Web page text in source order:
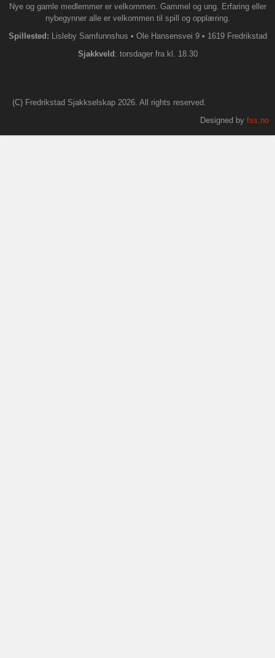
Nye og gamle medlemmer er velkommen. Gammel og ung. Erfaring eller
nybegynner alle er velkommen til spill og opplæring.
Spillested: Lisleby Samfunnshus • Ole Hansensvei 9 • 1619 Fredrikstad
Sjakkveld : torsdager fra kl. 18.30
(C) Fredrikstad Sjakkselskap 2026. All rights reserved.
Designed by fss.no